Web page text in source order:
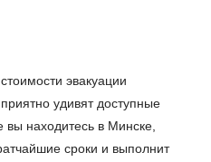
эвакуации
удивят доступные
вы находитесь в Минске,
сроки и выполнит